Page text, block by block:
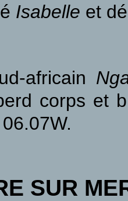
Isabelle et
africain
corps et
06.07W.
SUR